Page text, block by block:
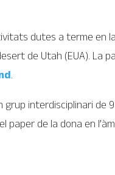
dutes a terme en
de Utah (EUA). La
.
grup interdisciplinari de
paper de la dona en